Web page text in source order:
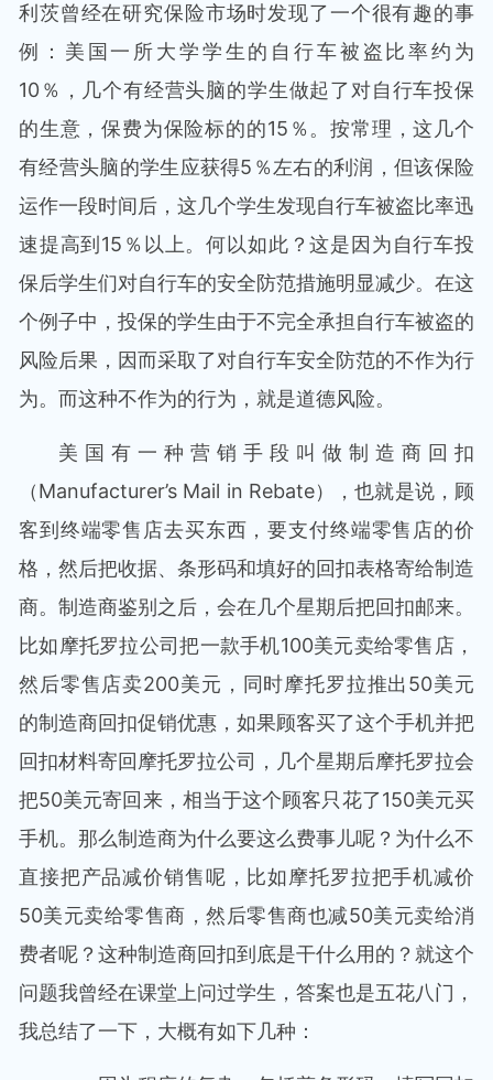
利茨曾经在研究保险市场时发现了一个很有趣的事
例：美国一所大学学生的自行车被盗比率约为
10％，几个有经营头脑的学生做起了对自行车投保
的生意，保费为保险标的的15％。按常理，这几个
有经营头脑的学生应获得5％左右的利润，但该保险
运作一段时间后，这几个学生发现自行车被盗比率迅
速提高到15％以上。何以如此？这是因为自行车投
保后学生们对自行车的安全防范措施明显减少。在这
个例子中，投保的学生由于不完全承担自行车被盗的
风险后果，因而采取了对自行车安全防范的不作为行
为。而这种不作为的行为，就是道德风险。
美国有一种营销手段叫做制造商回扣
（Manufacturer’s Mail in Rebate），也就是说，顾
客到终端零售店去买东西，要支付终端零售店的价
格，然后把收据、条形码和填好的回扣表格寄给制造
商。制造商鉴别之后，会在几个星期后把回扣邮来。
比如摩托罗拉公司把一款手机100美元卖给零售店，
然后零售店卖200美元，同时摩托罗拉推出50美元
的制造商回扣促销优惠，如果顾客买了这个手机并把
回扣材料寄回摩托罗拉公司，几个星期后摩托罗拉会
把50美元寄回来，相当于这个顾客只花了150美元买
手机。那么制造商为什么要这么费事儿呢？为什么不
直接把产品减价销售呢，比如摩托罗拉把手机减价
50美元卖给零售商，然后零售商也减50美元卖给消
费者呢？这种制造商回扣到底是干什么用的？就这个
问题我曾经在课堂上问过学生，答案也是五花八门，
我总结了一下，大概有如下几种：